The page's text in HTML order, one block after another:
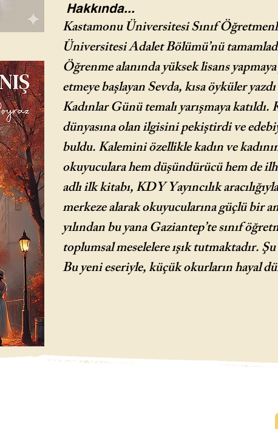
Hakkında...
Kastamonu Üniversitesi Sınıf
Üniversitesi Adalet Bölümü’nü
Öğrenme alanında yüksek lisans
etmeye başlayan Sevda, kısa öyküler
Kadınlar Günü temalı yarışmaya
dünyasına olan ilgisini pekiştirdi ve
buldu. Kalemini özellikle kadın ve
okuyuculara hem düşündürücü hem de
adlı ilk kitabı, KDY Yayıncılık
merkeze alarak okuyucularına güçlü bir
yılından bu yana Gaziantep’te sınıf
toplumsal meselelere ışık tutmaktadır.
Bu yeni eseriyle, küçük okurların hayal